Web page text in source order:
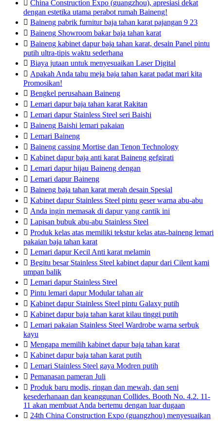
China Construction Expo (guangzhou), apresiasi dekat
dengan estetika utama perabot rumah Baineng!
 Baineng pabrik furnitur baja tahan karat pajangan 9 23
 Baineng Showroom bakar baja tahan karat
 Baineng kabinet dapur baja tahan karat, desain Panel pintu
putih ultra-tipis waktu sederhana
 Biaya jutaan untuk menyesuaikan Laser Digital
 Apakah Anda tahu meja baja tahan karat padat mari kita
Promosikan!
 Bengkel perusahaan Baineng
 Lemari dapur baja tahan karat Rakitan
 Lemari dapur Stainless Steel seri Baishi
 Baineng Baishi lemari pakaian
 Lemari Baineng
 Baineng cassing Mortise dan Tenon Technology
 Kabinet dapur baja anti karat Baineng gefgirati
 Lemari dapur hijau Baineng dengan
 Lemari dapur Baineng
 Baineng baja tahan karat merah desain Spesial
 Kabinet dapur Stainless Steel pintu geser warna abu-abu
 Anda ingin memasak di dapur yang cantik ini
 Lapisan bubuk abu-abu Stainless Steel
 Produk kelas atas memiliki tekstur kelas atas-baineng lemari
pakaian baja tahan karat
 Lemari dapur Kecil Anti karat melamin
 Begitu besar Stainless Steel kabinet dapur dari Cilent kami
umpan balik
 Lemari dapur Stainless Steel
 Pintu lemari dapur Modular tahan air
 Kabinet dapur Stainless Steel pintu Galaxy putih
 Kabinet dapur baja tahan karat kilau tinggi putih
 Lemari pakaian Stainless Steel Wardrobe warna serbuk
kayu
 Mengapa memilih kabinet dapur baja tahan karat
 Kabinet dapur baja tahan karat putih
 Lemari Stainless Steel gaya Modren putih
 Pemanasan pameran Juli
 Produk baru modis, ringan dan mewah, dan seni
kesederhanaan dan keanggunan Collides. Booth No. 4.2. 11-
11 akan membuat Anda bertemu dengan luar dugaan
 24th China Construction Expo (guangzhou) menyesuaikan